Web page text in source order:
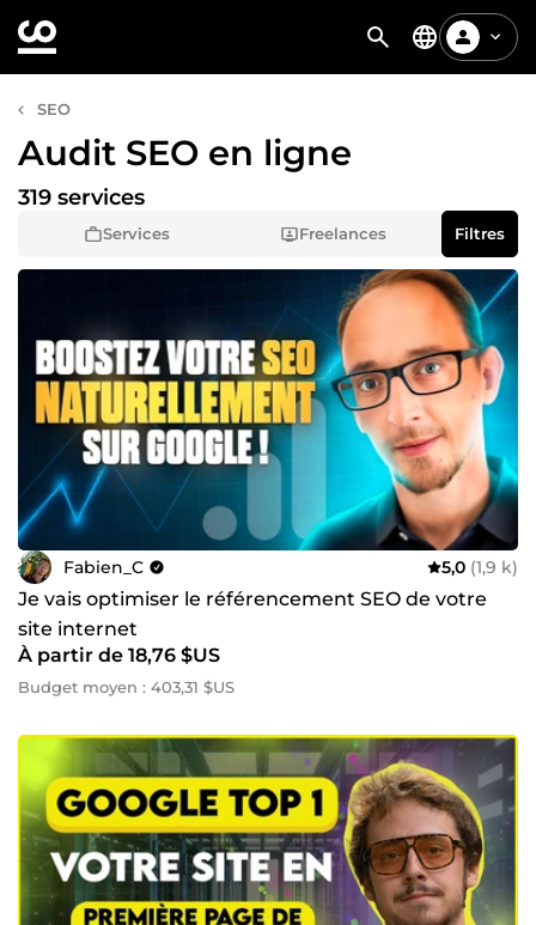
SEO
Audit SEO en ligne
Services Freelances
319 services
Filtres
Fabien_C 5,0 (1,9 k)
Je vais optimiser le référencement SEO de votre
site internet
À partir de 18,76 $US
Budget moyen : 403,31 $US